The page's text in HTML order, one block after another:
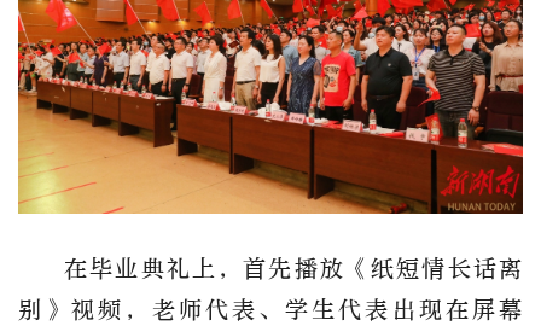
在毕业典礼上，首先播放《纸短情长话离
别》视频，老师代表、学生代表出现在屏幕